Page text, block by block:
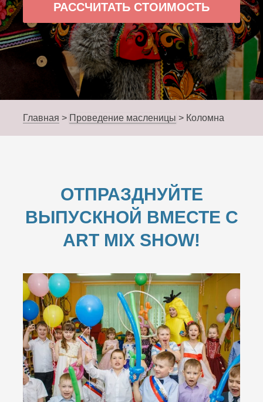
РАССЧИТАТЬ СТОИМОСТЬ
Главная > Проведение масленицы > Коломна
ОТПРАЗДНУЙТЕ
ВЫПУСКНОЙ ВМЕСТЕ С
ART MIX SHOW!